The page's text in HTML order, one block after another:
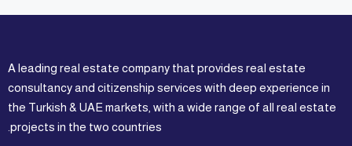
A leading real estate company that provides real estate
consultancy and citizenship services with deep experience in
the Turkish & UAE markets, with a wide range of all real estate
projects in the two countries.